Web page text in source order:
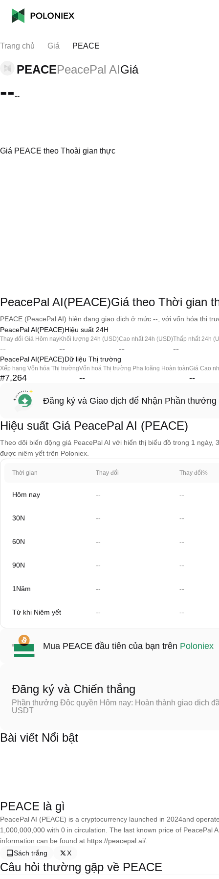
Trang chủ Giá PEACE
PEACEPeacePal AIGiá
----
Giá PEACE theo Thoài gian thực
PeacePal AI(PEACE)Giá theo Thời gian
PEACE (PeacePal AI) hiện đang giao dịch ở mức --, với vốn hóa thị
PeacePal AI(PEACE)Hiệu suất 24H
Thay đổi Giá Hôm nay
--
Khối lượng 24h (USD)
--
Cao nhất 24h (USD)
--
Thấp nhất 24h
--
PeacePal AI(PEACE)Dữ liệu Thị trường
Xếp hạng Vốn hóa Thị trường
#7,264
Vốn hoá Thị trường Pha loãng Hoàn toàn
--
Giá Cao
--
Đăng ký và Giao dịch để Nhận Phần thưởng
Hiệu suất Giá PeacePal AI (PEACE)
Theo dõi biến động giá PeacePal AI với hiển thị biểu đồ trong 1
được niêm yết trên Poloniex.
Thời gian Thay đổi Thay đổi%
Hôm nay -- --
30N -- --
60N -- --
90N -- --
1Năm -- --
Từ khi Niêm yết -- --
Mua PEACE đầu tiên của bạn trên Poloniex
Đăng ký và Chiến thắng
Phần thưởng Độc quyền Hôm nay: Hoàn thành giao dịch
USDT
Bài viết Nổi bật
PEACE là gì
PeacePal AI (PEACE) is a cryptocurrency launched in 2024and
1,000,000,000 with 0 in circulation. The last known price of
information can be found at https://peacepal.ai/.
Sách trắng
X
Câu hỏi thường gặp về PEACE